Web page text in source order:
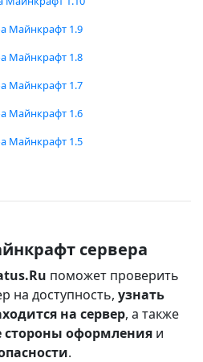
Майнкрафт 1.9
Майнкрафт 1.8
Майнкрафт 1.7
Майнкрафт 1.6
Майнкрафт 1.5
сервера
поможет проверить
на доступность, узнать
на сервер, а также
стороны оформления и
.